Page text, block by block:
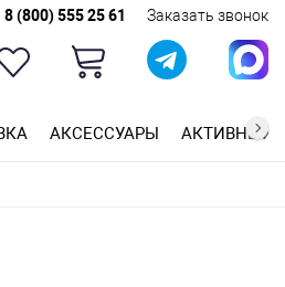
8 (800) 555 25 61 Заказать звонок
АКСЕССУАРЫ АКТИВНЫЙ